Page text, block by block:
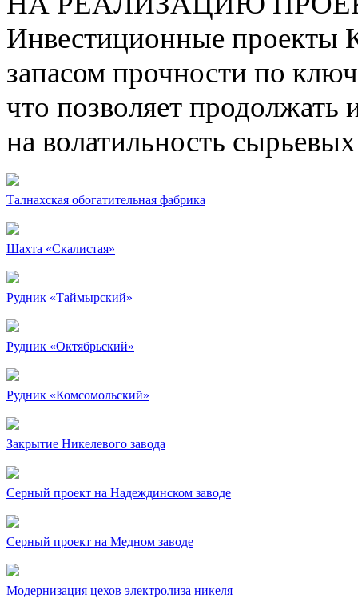
Инвестиционные проекты
запасом прочности по
что позволяет продолжать
на волатильность
Талнахская обогатительная фабрика
Шахта «Скалистая»
Рудник «Таймырский»
Рудник «Октябрьский»
Рудник «Комсомольский»
Закрытие Никелевого завода
Серный проект на Надеждинском заводе
Серный проект на Медном заводе
Модернизация цехов электролиза никеля